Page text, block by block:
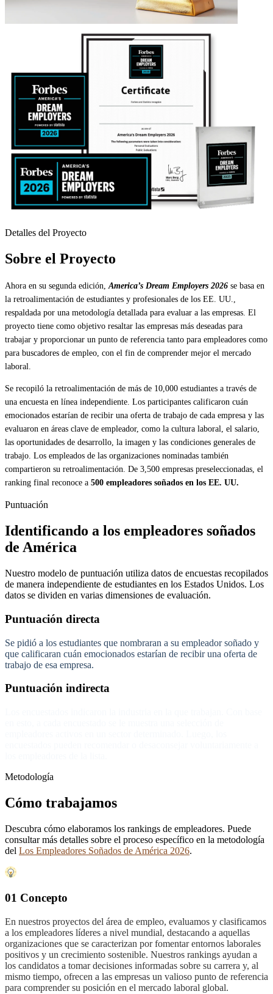
Detalles del Proyecto
Sobre el Proyecto
Ahora en su segunda edición,America’s Dream Employers 2026 se basa en
la retroalimentación de estudiantes y profesionales de los EE. UU.,
respaldada por una metodología detallada para evaluar a las empresas. El
proyecto tiene como objetivo resaltar las empresas más deseadas para
trabajar y proporcionar un punto de referencia tanto para empleadores como
para buscadores de empleo, con el fin de comprender mejor el mercado
laboral.
Se recopiló la retroalimentación de más de 10,000 estudiantes a través de
una encuesta en línea independiente. Los participantes calificaron cuán
emocionados estarían de recibir una oferta de trabajo de cada empresa y las
evaluaron en áreas clave de empleador, como la cultura laboral, el salario,
las oportunidades de desarrollo, la imagen y las condiciones generales de
trabajo. Los empleados de las organizaciones nominadas también
compartieron su retroalimentación. De 3,500 empresas preseleccionadas, el
ranking final reconoce a 500 empleadores soñados en los EE. UU.
Puntuación
Identificando a los empleadores soñados
de América
Nuestro modelo de puntuación utiliza datos de encuestas recopilados
de manera independiente de estudiantes en los Estados Unidos. Los
datos se dividen en varias dimensiones de evaluación.
Puntuación directa
Se pidió a los estudiantes que nombraran a su empleador soñado y
que calificaran cuán emocionados estarían de recibir una oferta de
trabajo de esa empresa.
Puntuación indirecta
Metodología
Cómo trabajamos
Descubra cómo elaboramos los rankings de empleadores. Puede
consultar más detalles sobre el proceso específico en la metodología
del Los Empleadores Soñados de América 2026.
01 Concepto
En nuestros proyectos del área de empleo, evaluamos y clasificamos
a los empleadores líderes a nivel mundial, destacando a aquellas
organizaciones que se caracterizan por fomentar entornos laborales
positivos y un crecimiento sostenible. Nuestros rankings ayudan a
los candidatos a tomar decisiones informadas sobre su carrera y, al
mismo tiempo, ofrecen a las empresas un valioso punto de referencia
para comprender su posición en el mercado laboral global.